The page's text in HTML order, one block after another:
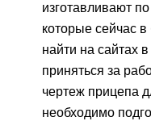
изготавливают
которые сейчас
найти на сайтах
приняться за
чертеж прицепа
необходимо